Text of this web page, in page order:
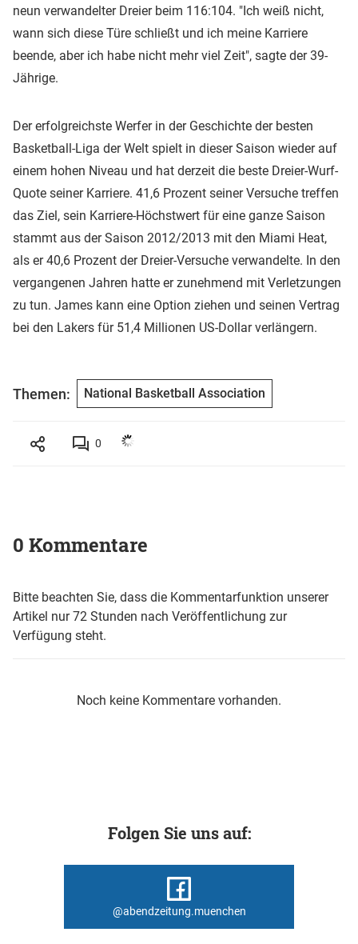
neun verwandelter Dreier beim 116:104. "Ich weiß nicht,
wann sich diese Türe schließt und ich meine Karriere
beende, aber ich habe nicht mehr viel Zeit", sagte der 39-
Jährige.
Der erfolgreichste Werfer in der Geschichte der besten
Basketball-Liga der Welt spielt in dieser Saison wieder auf
einem hohen Niveau und hat derzeit die beste Dreier-Wurf-
Quote seiner Karriere. 41,6 Prozent seiner Versuche treffen
das Ziel, sein Karriere-Höchstwert für eine ganze Saison
stammt aus der Saison 2012/2013 mit den Miami Heat,
als er 40,6 Prozent der Dreier-Versuche verwandelte. In den
vergangenen Jahren hatte er zunehmend mit Verletzungen
zu tun. James kann eine Option ziehen und seinen Vertrag
bei den Lakers für 51,4 Millionen US-Dollar verlängern.
Themen: National Basketball Association
0
0 Kommentare
Bitte beachten Sie, dass die Kommentarfunktion unserer
Artikel nur 72 Stunden nach Veröffentlichung zur
Verfügung steht.
Noch keine Kommentare vorhanden.
Folgen Sie uns auf:
@abendzeitung.muenchen